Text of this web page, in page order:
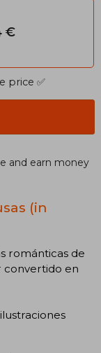
€
price ✅
and earn money
(in
románticas de
convertido en